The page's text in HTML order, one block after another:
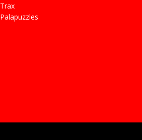
Trax
Palapuzzles